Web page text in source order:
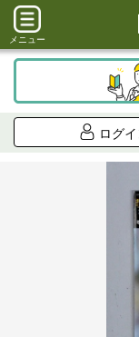
メニュー
ログ